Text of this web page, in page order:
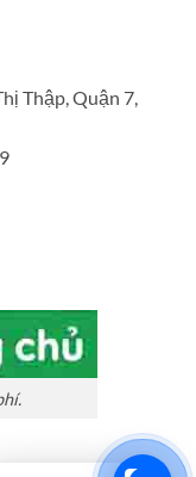
Thập, Quận 7,